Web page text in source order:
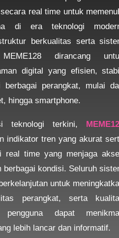
real time untuk
di era teknologi
berkualitas serta
dirancang
digital yang efisien,
berbagai perangkat, mulai
hingga smartphone.
teknologi terkini,
indikator tren yang akurat
real time yang menjaga
berbagai kondisi. Seluruh
untuk
perangkat, serta
pengguna dapat
lebih lancar dan informatif.